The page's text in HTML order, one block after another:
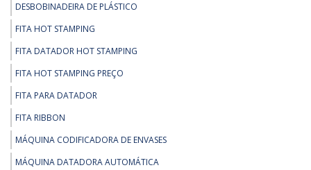
DESBOBINADEIRA DE PLÁSTICO
FITA HOT STAMPING
FITA DATADOR HOT STAMPING
FITA HOT STAMPING PREÇO
FITA PARA DATADOR
FITA RIBBON
MÁQUINA CODIFICADORA DE ENVASES
MÁQUINA DATADORA AUTOMÁTICA